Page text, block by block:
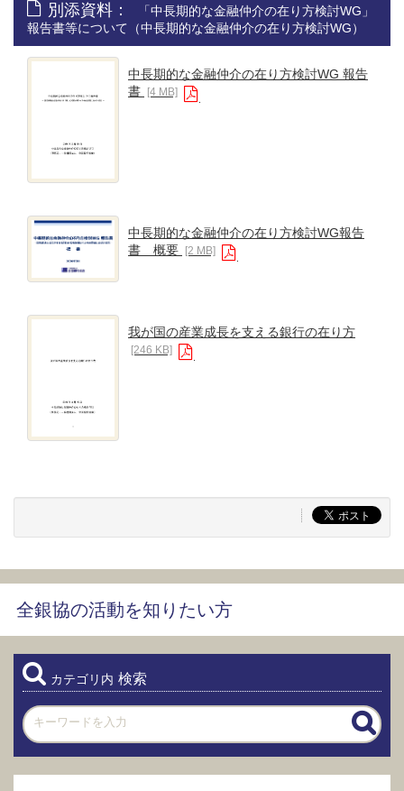
別添資料：
「中長期的な金融仲介の在り方検討WG」
報告書等について（中長期的な金融仲介の在り方検討WG）
中長期的な金融仲介の在り方検討WG 報告
書
[4 MB]
中長期的な金融仲介の在り方検討WG報告
書 概要
[2 MB]
我が国の産業成長を支える銀行の在り方
[246 KB]
全銀協の活動を知りたい方
カテゴリ内 検索